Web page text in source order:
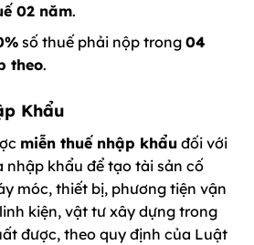
02 năm.
số thuế phải nộp trong 04
theo.
Khẩu
miễn thuế nhập khẩuđối với
nhập khẩu để tạo tài sản cố
móc, thiết bị, phương tiện vận
kiện, vật tư xây dựng trong
được, theo quy định của Luật